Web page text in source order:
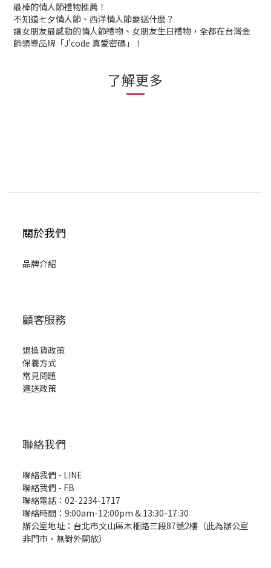
最棒的情人節禮物推薦！
不知道七夕情人節、西洋情人節要送什麼？
讓女朋友最感動的情人節禮物、女朋友生日禮物，全都在台灣金
飾領導品牌「J'code 真愛密碼」！
了解更多
關於我們
品牌介紹
顧客服務
退換貨政策
保養方式
常見問題
運送政策
聯絡我們
聯絡我們 - LINE
聯絡我們 - FB
聯絡電話：02-2234-1717
聯絡時間：9:00am-12:00pm & 13:30-17:30
辦公室地址：台北市文山區木柵路三段87號2樓（此為辦公室
非門市，無對外開放）